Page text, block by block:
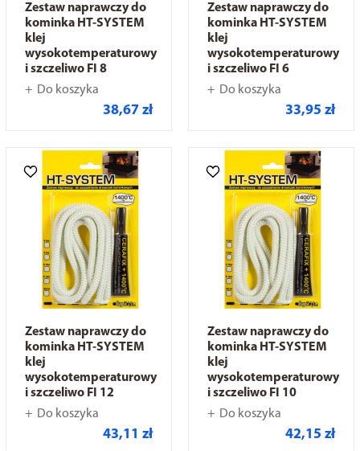
Zestaw naprawczy do
kominka HT-SYSTEM
klej
wysokotemperaturowy
i szczeliwo FI 8
Do koszyka
38,67 zł
Zestaw naprawczy do
kominka HT-SYSTEM
klej
wysokotemperaturowy
i szczeliwo FI 6
Do koszyka
33,95 zł
Zestaw naprawczy do
kominka HT-SYSTEM
klej
wysokotemperaturowy
i szczeliwo FI 12
Do koszyka
43,11 zł
Zestaw naprawczy do
kominka HT-SYSTEM
klej
wysokotemperaturowy
i szczeliwo FI 10
Do koszyka
42,15 zł